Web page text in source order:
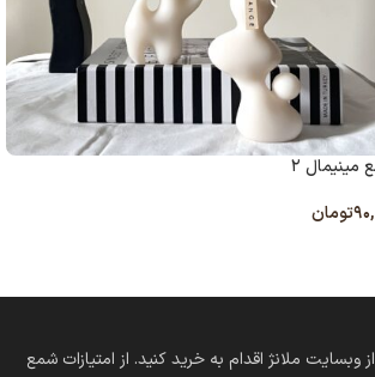
مینیمال ۲
تومان
از وبسایت ملانژ اقدام به خرید کنید. از امتیازات شمع